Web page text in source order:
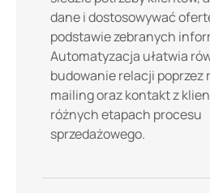
dane i dostosowywać
podstawie zebranych
Automatyzacja ułatwia
budowanie relacji poprzez
mailing oraz kontakt z
różnych etapach procesu
sprzedażowego.